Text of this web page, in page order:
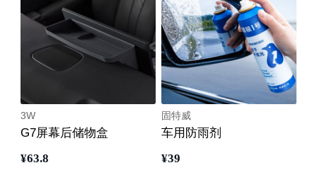
3W
G7屏幕后储物盒
¥63.8
固特威
车用防雨剂
¥39